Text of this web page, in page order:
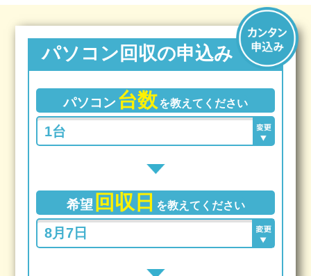
パソコン回収の申込み
パソコン 台数を教えてください
希望 回収日 を教えてください